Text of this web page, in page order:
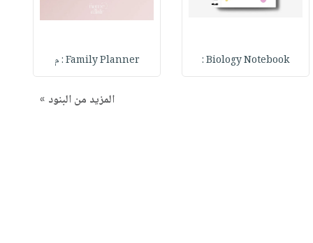
Biology Notebook : Family Planner : م
المزيد من البنود »